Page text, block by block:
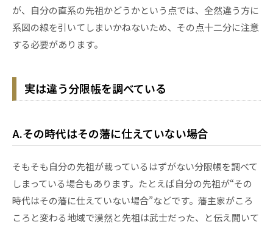
が、自分の直系の先祖かどうかという点では、全然違う方に
系図の線を引いてしまいかねないため、その点十二分に注意
する必要があります。
実は違う分限帳を調べている
A.その時代はその藩に仕えていない場合
そもそも自分の先祖が載っているはずがない分限帳を調べて
しまっている場合もあります。たとえば自分の先祖が“その
時代はその藩に仕えていない場合”などです。藩主家がころ
ころと変わる地域で漠然と先祖は武士だった、と伝え聞いて